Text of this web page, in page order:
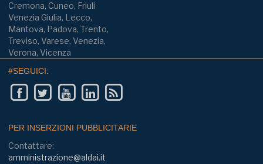
Cremona, Cuneo, Friuli
Venezia Giulia, Lecco,
Mantova, Padova, Trento,
Treviso, Varese, Venezia,
Verona, Vicenza
#SEGUICI:
PER INSERZIONI PUBBLICITARIE
Contattare:
amministrazione@aldai.it